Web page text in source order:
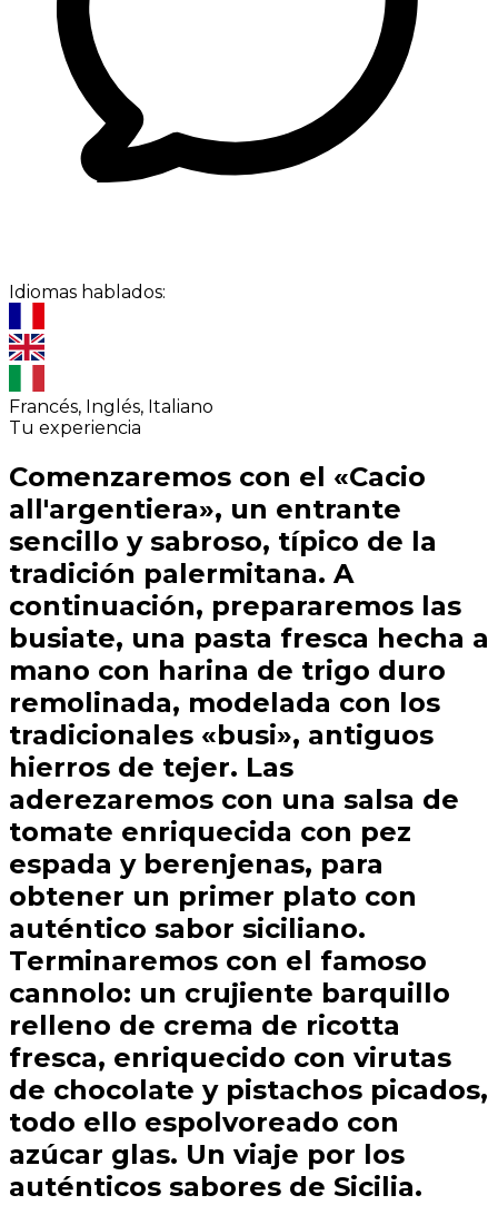
Idiomas hablados:
Francés, Inglés, Italiano
Tu experiencia
Comenzaremos con el «Cacio
all'argentiera», un entrante
sencillo y sabroso, típico de la
tradición palermitana. A
continuación, prepararemos las
busiate, una pasta fresca hecha a
mano con harina de trigo duro
remolinada, modelada con los
tradicionales «busi», antiguos
hierros de tejer. Las
aderezaremos con una salsa de
tomate enriquecida con pez
espada y berenjenas, para
obtener un primer plato con
auténtico sabor siciliano.
Terminaremos con el famoso
cannolo: un crujiente barquillo
relleno de crema de ricotta
fresca, enriquecido con virutas
de chocolate y pistachos picados,
todo ello espolvoreado con
azúcar glas. Un viaje por los
auténticos sabores de Sicilia.